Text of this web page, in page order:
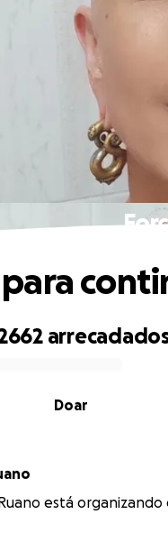
Doar
para
está organizando